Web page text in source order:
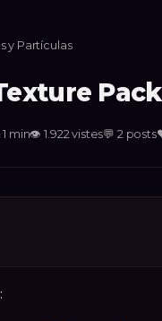
y Partículas
Pack
min👁1.922vistes💬 2 posts